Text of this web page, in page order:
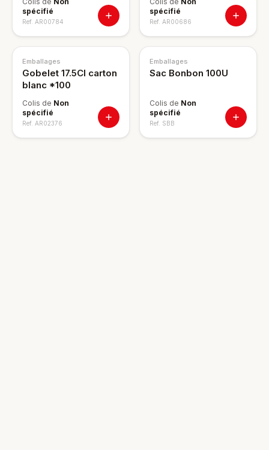
spécifié
Ref. AR00784
spécifié
Ref. AR00686
Emballages
Gobelet 17.5Cl carton
blanc *100
Colis de Non
spécifié
Ref. AR02376
Emballages
Sac Bonbon 100U
Colis de Non
spécifié
Ref. SBB